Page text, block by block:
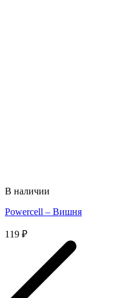
В наличии
Powercell – Вишня
119 ₽